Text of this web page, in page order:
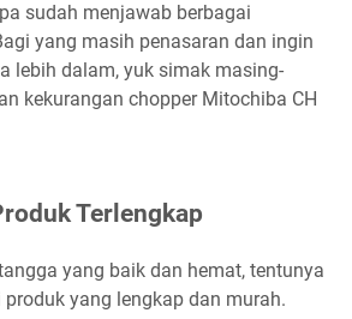
sudah menjawab berbagai
yang masih penasaran dan ingin
lebih dalam, yuk simak masing-
kekurangan chopper Mitochiba CH
Terlengkap
yang baik dan hemat, tentunya
yang lengkap dan murah.